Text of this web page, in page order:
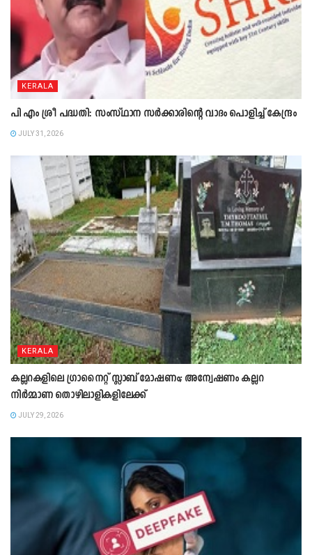
KERALA
പി എം ശ്രീ പദ്ധതി: സംസ്ഥാന സർക്കാരിന്റെ വാദം പൊളിച്ച് കേന്ദ്രം
JULY 31, 2026
KERALA
കല്ലറകളിലെ ഗ്രാനൈറ്റ് സ്ലാബ് മോഷണം; അന്വേഷണം കല്ലറ
നിർമ്മാണ തൊഴിലാളികളിലേക്ക്
JULY 29, 2026